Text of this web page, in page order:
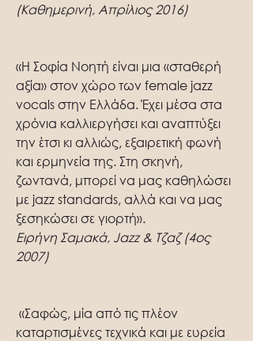
(Καθημερινή, Απρίλιος 2016)
«Η Σοφία Νοητή είναι μια «σταθερή
αξία» στον χώρο των female jazz
vocals στην Ελλάδα. Έχει μέσα στα
χρόνια καλλιεργήσει και αναπτύξει
την έτσι κι αλλιώς, εξαιρετική φωνή
και ερμηνεία της. Στη σκηνή,
ζωντανά, μπορεί να μας καθηλώσει
με jazz standards, αλλά και να μας
ξεσηκώσει σε γιορτή».
Ειρήνη Σαμακά, Jazz & Τζαζ (4ος
2007)
«Σαφώς, μία από τις πλέον
καταρτισμένες τεχνικά και με ευρεία